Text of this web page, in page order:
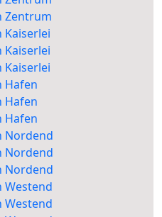
Zentrum
Kaiserlei
Kaiserlei
Kaiserlei
Hafen
Hafen
Hafen
Nordend
Nordend
Nordend
Westend
Westend